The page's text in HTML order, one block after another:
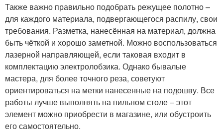
Также важно правильно подобрать режущее полотно –
для каждого материала, подвергающегося распилу, свои
требования. Разметка, нанесённая на материал, должна
быть чёткой и хорошо заметной. Можно воспользоваться
лазерной направляющей, если таковая входит в
комплектацию электролобзика. Однако бывалые
мастера, для более точного реза, советуют
ориентироваться на метки нанесенные на подошву. Все
работы лучше выполнять на пильном столе – этот
элемент можно приобрести в магазине, или обустроить
его самостоятельно.